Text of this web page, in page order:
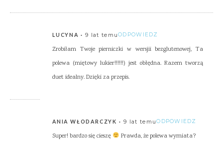
LUCYNA 9 lat temuODPOWIEDZ
Zrobiłam Twoje pierniczki w wersjii bezglutenowej, Ta
polewa (miętowy lukier!!!!!!) jest obłędna. Razem tworzą
duet idealny. Dzięki za przepis.
ANIA WŁODARCZYK 9 lat temuODPOWIEDZ
Super! bardzo się cieszę Prawda, że polewa wymiata?